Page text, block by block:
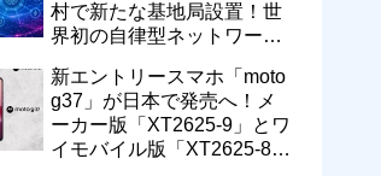
村で新たな基地局設置！世
界初の自律型ネットワーク
通信品質も改善
新エントリースマホ「moto
g37」が日本で発売へ！メ
ーカー版「XT2625-9」とワ
イモバイル版「XT2625-8」